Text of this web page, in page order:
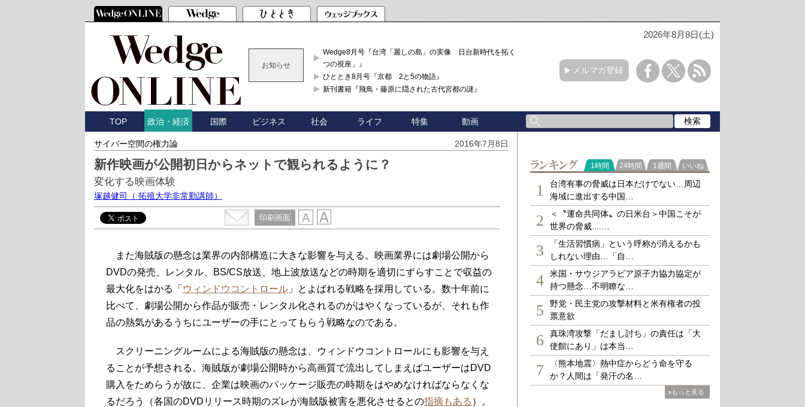
2026年8月8日(土)
お知らせ
Wedge8月号『台湾「麗しの島」の実像 日台新時代を拓く「3
つの視座」』
ひととき8月号『京都 2と5の物語』
新刊書籍『飛鳥・藤原に隠された古代宮都の謎』
メルマガ登録
TOP 政治・経済 国際 ビジネス 社会 ライフ 特集 動画
サイバー空間の権力論 2016年7月8日
新作映画が公開初日からネットで観られるように？
変化する映画体験
塚越健司 （ 拓殖大学非常勤講師）
印刷画面
また海賊版の懸念は業界の内部構造に大きな影響を与える。映画業界には劇場公開から
DVDの発売、レンタル、BS/CS放送、地上波放送などの時期を適切にずらすことで収益の
最大化をはかる「 ウィンドウコントロール 」とよばれる戦略を採用している。数十年前に
比べて、劇場公開から作品が販売・レンタル化されるのがはやくなっているが、それも作
品の熱気があるうちにユーザーの手にとってもらう戦略なのである。
スクリーニングルームによる海賊版の懸念は、ウィンドウコントロールにも影響を与え
ることが予想される。海賊版が劇場公開時から高画質で流出してしまえばユーザーはDVD
購入をためらうが故に、企業は映画のパッケージ販売の時期をはやめなければならなくな
るだろう（各国のDVDリリース時期のズレが海賊版被害を悪化させるとの指摘もある ）。
ランキング
1時間 24時間 1週間 いいね
1
台湾有事の脅威は日本だけでない…周辺
海域に進出する中国…
2
＜〝運命共同体〟の日米台＞中国こそが
世界の脅威....…
3
「生活習慣病」という呼称が消えるかも
しれない理由…「自…
4
米国・サウジアラビア原子力協力協定が
持つ懸念…不明瞭な…
5
野党・民主党の攻撃材料と米有権者の投
票意欲
6
真珠湾攻撃「だまし討ち」の責任は「大
使館にあり」は本当…
7
〈熊本地震〉熱中症からどう命を守る
か？人間は「発汗の名…
»もっと見る